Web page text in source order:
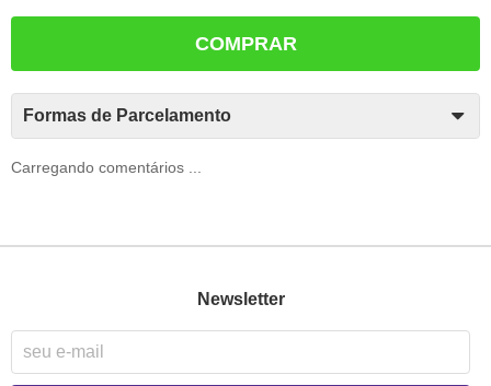
COMPRAR
Formas de Parcelamento
Carregando comentários ...
Newsletter